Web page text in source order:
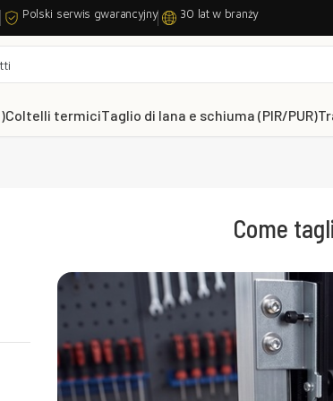
Polski serwis gwarancyjny 30 lat w branży
Coltelli termiciTaglio di lana e schiuma (PIR/PUR)
Come